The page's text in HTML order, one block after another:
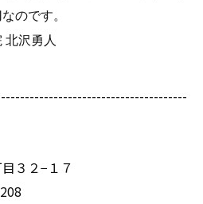
のです。
北沢勇人
３２−１７